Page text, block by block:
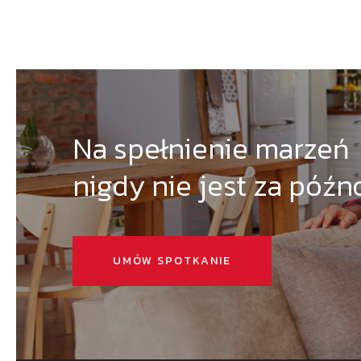
Na spełnienie marzeń
nigdy nie jest za
UMÓW SPOTKANIE